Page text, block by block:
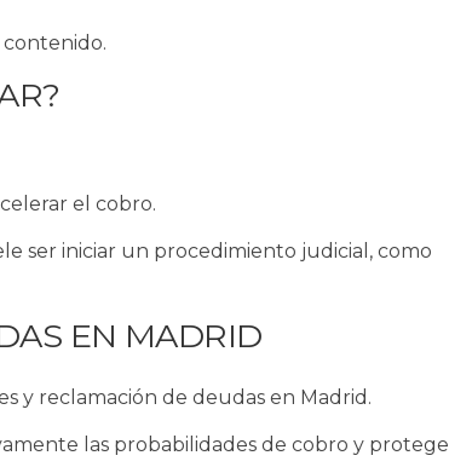
el cobro.
ser iniciar un procedimiento judicial, como
EN MADRID
y reclamación de deudas en Madrid.
las probabilidades de cobro y protege